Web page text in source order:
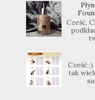
Cześć,
Cześć
tak